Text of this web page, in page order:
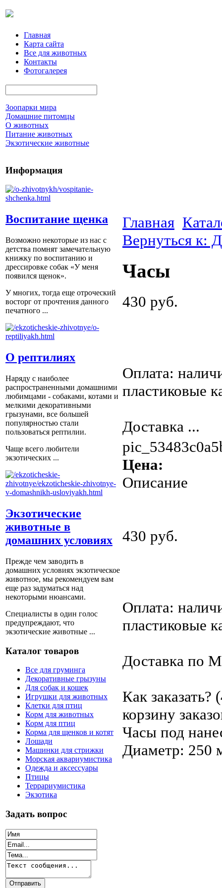
Главная
Карта сайта
Все для животных
Контакты
Фотогалерея
Зоопарки мира
Домашние питомцы
О животных
Питание животных
Экзотические животные
Информация
Воспитание щенка
Возможно некоторые из нас с
детства помнят замечательную
книжку по воспитанию и
дрессировке собак «У меня
появился щенок».
У многих, тогда еще отроческий
восторг от прочтения данного
печатного ...
О рептилиях
Наряду с наиболее
распространенными домашними
любимцами - собаками, котами и
мелкими декоративными
грызунами, все большей
популярностью стали
пользоваться рептилии.
Чаще всего любители
экзотических ...
Экзотические
животные в
домашних условиях
Прежде чем заводить в
домашних условиях экзотическое
животное, мы рекомендуем вам
еще раз задуматься над
некоторыми нюансами.
Специалисты в один голос
предупреждают, что
экзотические животные ...
Каталог товаров
Все для груминга
Декоративные грызуны
Для собак и кошек
Игрушки для животных
Клетки для птиц
Корм для животных
Корм для птиц
Корма для щенков и котят
Лошади
Машинки для стрижки
Морская аквариумистика
Одежда и аксессуары
Птицы
Террариумистика
Экзотика
Задать вопрос
Главная
Вернуться к:
Часы
430 руб.
Оплата:
пластиковые
Доставка ...
Цена:
Описание
430 руб.
Оплата:
пластиковые
Доставка по
Как
корзину
Часы под
Диаметр: 250